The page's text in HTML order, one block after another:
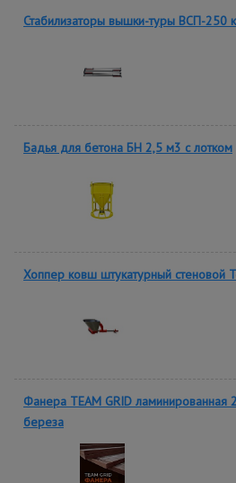
Стабилизаторы вышки-туры ВСП-250
Бадья для бетона БН 2,5 м3 с лотком
Хоппер ковш штукатурный стеновой
Фанера TEAM GRID
береза